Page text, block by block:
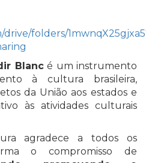
folders/
Blancé um instrumento
à cultura brasileira,
da União aos estados e
às atividades culturais
agradece a todos os
o compromisso de